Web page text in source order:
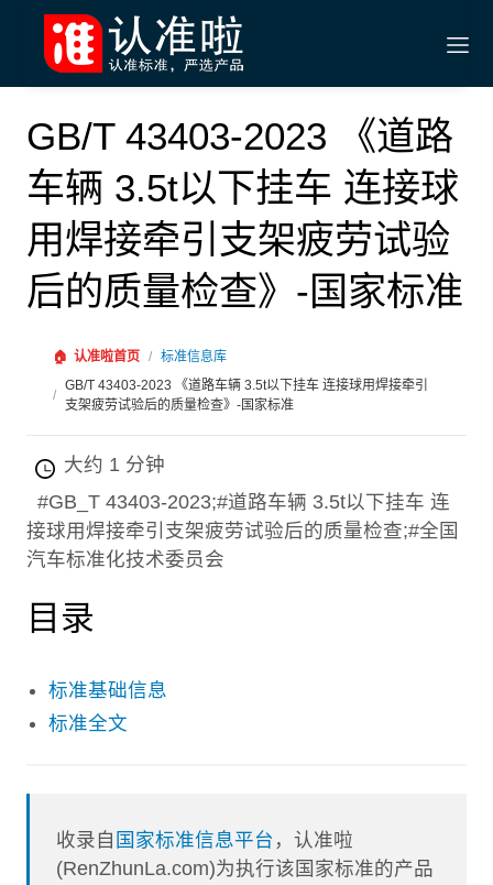
GB/T 43403-2023 《道路
车辆 3.5t以下挂车 连接球
用焊接牵引支架疲劳试验
后的质量检查》-国家标准
🏠 认准啦首页 / 标准信息库
/
GB/T 43403-2023 《道路车辆 3.5t以下挂车 连接球用焊接牵引
支架疲劳试验后的质量检查》-国家标准
大约 1 分钟
#GB_T 43403-2023;#道路车辆 3.5t以下挂车 连
接球用焊接牵引支架疲劳试验后的质量检查;#全国
汽车标准化技术委员会
目录
标准基础信息
标准全文
收录自 国家标准信息平台 ，认准啦
(RenZhunLa.com)为执行该国家标准的产品